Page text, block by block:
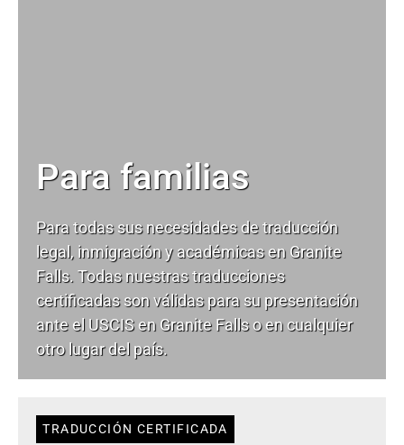
Para familias
Para todas sus necesidades detraducción
legal, inmigración y académicas en Granite
Falls. Todas nuestras traducciones
certificadas son válidas para su presentación
ante el USCIS en Granite Falls o en cualquier
otro lugar del país.
TRADUCCIÓN CERTIFICADA